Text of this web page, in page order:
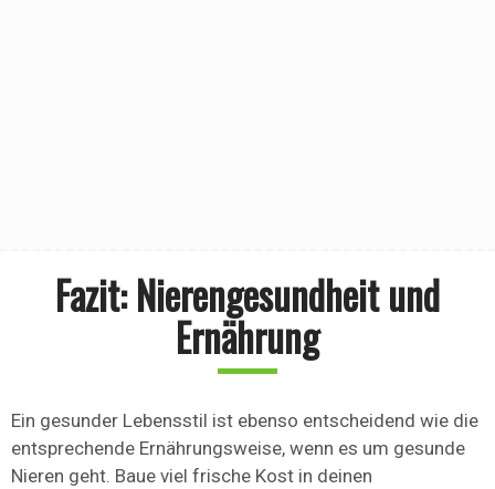
Fazit: Nierengesundheit und
Ernährung
Ein gesunder Lebensstil ist ebenso entscheidend wie die
entsprechende Ernährungsweise, wenn es um gesunde
Nieren geht. Baue viel frische Kost in deinen